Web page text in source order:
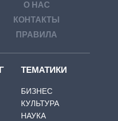
О НАС
КОНТАКТЫ
ПРАВИЛА
ТЕМАТИКИ
БИЗНЕС
КУЛЬТУРА
НАУКА